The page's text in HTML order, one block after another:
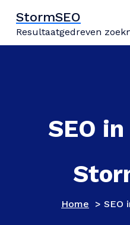
inhoud
springen
StormSEO
Resultaatgedreven
SEO
Home > SEO